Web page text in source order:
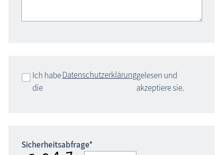
Ich habe
die
Datenschutzerklärunggelesen und
akzeptiere sie.
Sicherheitsabfrage*